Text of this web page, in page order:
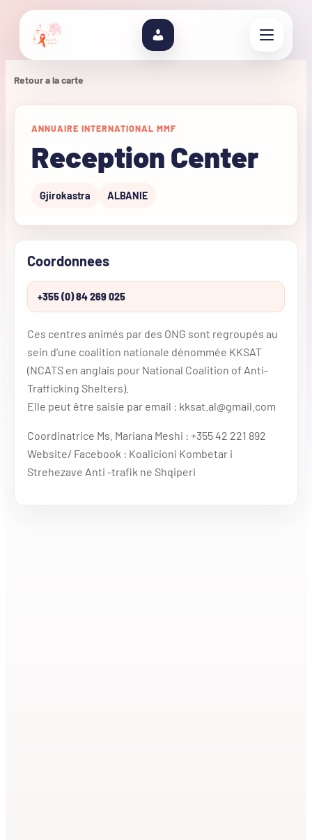
Retour a la carte
ANNUAIRE INTERNATIONAL MMF
Reception Center
Gjirokastra ALBANIE
Coordonnees
+355 (0) 84 269 025
Ces centres animés par des ONG sont regroupés au
sein d’une coalition nationale dénommée KKSAT
(NCATS en anglais pour National Coalition of Anti-
Trafficking Shelters).
Elle peut être saisie par email : kksat.al@gmail.com
Coordinatrice Ms. Mariana Meshi : +355 42 221 892
Website/ Facebook : Koalicioni Kombetar i
Strehezave Anti -trafik ne Shqiperi